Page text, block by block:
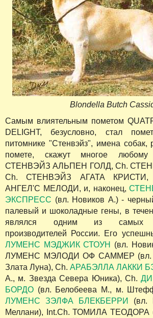
Blondella Butch
Самым влиятельным пометом
DELIGHT, безусловно, стал
питомнике "Стенвэйз", имена
помете, скажут многое любому
СТЕНВЭЙЗ АЛЬПЕН ГОЛД, Ch.
Ch. СТЕНВЭЙЗ АГАТА
АНГЕЛ'С МЕЛОДИ, и, наконец,
ЭКСПРЕСС (вл. Новиков А.) -
палевый и шоколадные гены, в
являлся одним из самых
производителей России. Его
ЛУМЕНС МЭДЖИК СТОУН
(вл.
ЛУМЕНС МЭЛОДИ ОФ САММЕР (вл.
Злата Луна), Ch. АРАБЭЛЛА ЛАККИ
А., м. Звезда Севера Юника), Ch.
БОРДО (вл. Белобеева М., м.
ЛУМЕНС ЗЭЛФА БЛЕКБЕРРИ
(вл.
Меллани), Int.Ch. ТОМИЛА ТЕОДОРА